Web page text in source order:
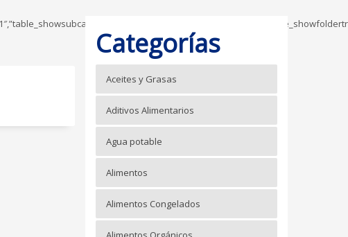
Categorías
Aceites y Grasas
Aditivos Alimentarios
Agua potable
Alimentos
Alimentos Congelados